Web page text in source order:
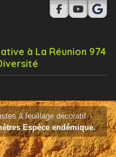
à La Réunion 974
à feuillage décoratif
Espèce endémique.